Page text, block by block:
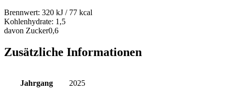
Brennwert: 320 kJ / 77 kcal
Kohlenhydrate: 1,5
davon Zucker0,6
Zusätzliche Informationen
Jahrgang 2025